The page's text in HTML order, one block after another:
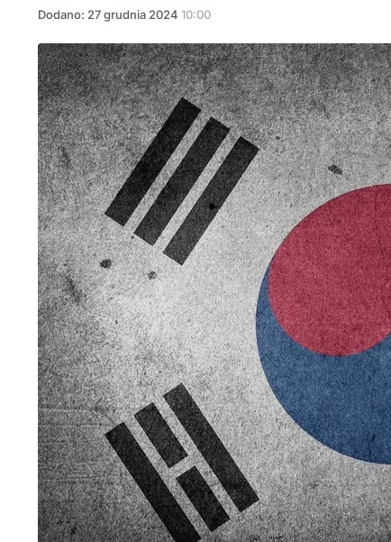
Dodano: 27grudnia 2024 10:00